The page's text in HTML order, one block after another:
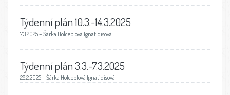
Týdenní plán 10.3.-14.3.2025
7.3.2025 – Šárka Holceplová Ignatidisová
Týdenní plán 3.3.-7.3.2025
28.2.2025 – Šárka Holceplová Ignatidisová